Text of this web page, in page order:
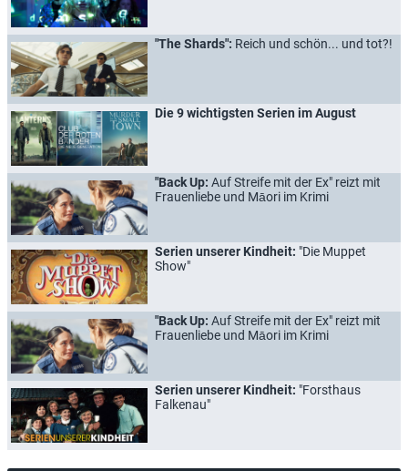
"The Shards": Reich und schön... und tot?!
Die 9 wichtigsten Serien im August
"Back Up: Auf Streife mit der Ex" reizt mit
Frauenliebe und Māori im Krimi
Serien unserer Kindheit: "Die Muppet
Show"
"Back Up: Auf Streife mit der Ex" reizt mit
Frauenliebe und Māori im Krimi
Serien unserer Kindheit: "Forsthaus
Falkenau"